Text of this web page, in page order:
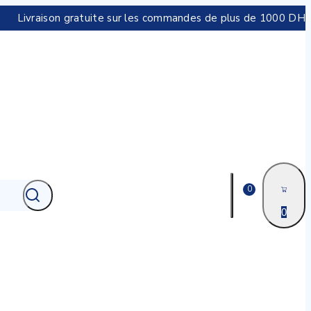
Livraison gratuite sur les commandes de plus de 1000 DH
0
0